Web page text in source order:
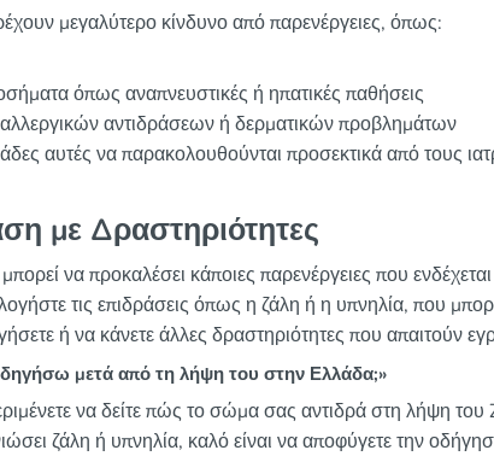
μεγαλύτερο κίνδυνο από παρενέργειες, όπως:
όπως αναπνευστικές ή ηπατικές παθήσεις
αντιδράσεων ή δερματικών προβλημάτων
αυτές να παρακολουθούνται προσεκτικά από τους
με Δραστηριότητες
να προκαλέσει κάποιες παρενέργειες που
τις επιδράσεις όπως η ζάλη ή η υπνηλία, που
ή να κάνετε άλλες δραστηριότητες που απαιτούν
μετά από τη λήψη του στην Ελλάδα;»
να δείτε πώς το σώμα σας αντιδρά στη λήψη
ζάλη ή υπνηλία, καλό είναι να αποφύγετε την